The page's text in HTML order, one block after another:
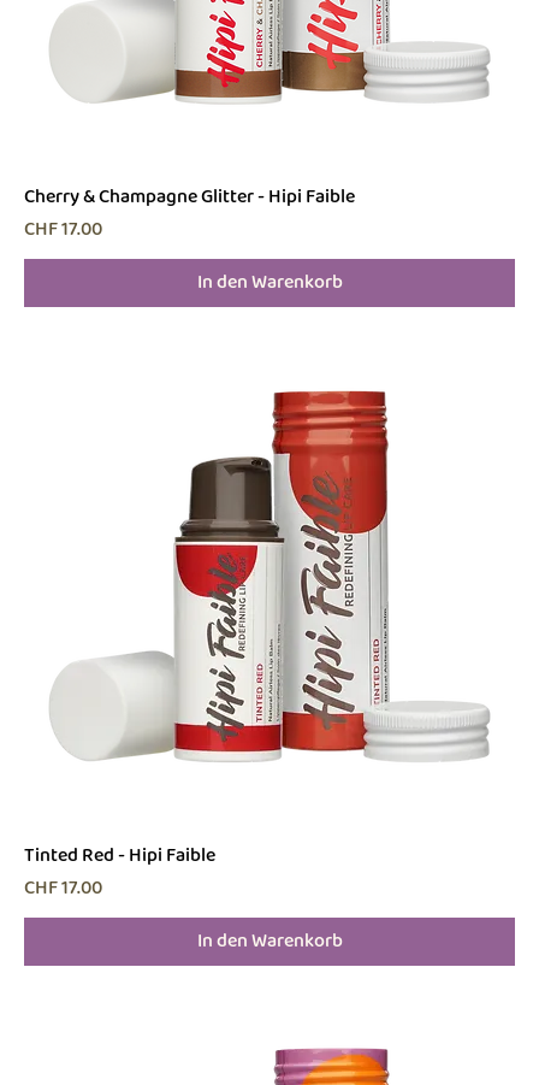
Cherry & Champagne Glitter - Hipi Faible
Preis
CHF 17.00
In den Warenkorb
Tinted Red - Hipi Faible
Preis
CHF 17.00
In den Warenkorb